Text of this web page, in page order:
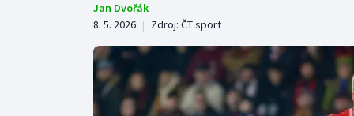
Cyklistika
Boby a skeleton
Box
Jan Dvořák
8. 5. 2026 | Zdroj: ČT sport